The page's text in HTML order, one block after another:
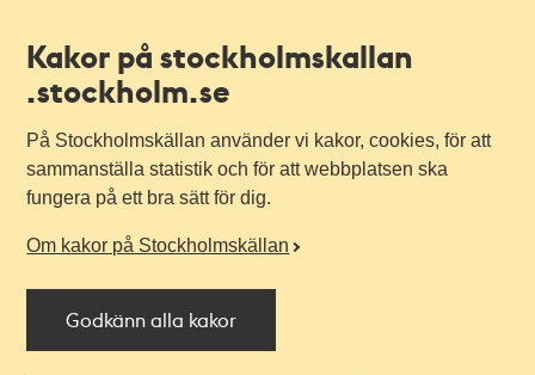
Kakor på stockholmskallan
.stockholm.se
På Stockholmskällan använder vi kakor, cookies, för att
sammanställa statistik och för att webbplatsen ska
fungera på ett bra sätt för dig.
Om kakor på Stockholmskällan
Godkänn alla kakor